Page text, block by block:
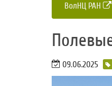
ВолНЦ РАН
09.06.2025